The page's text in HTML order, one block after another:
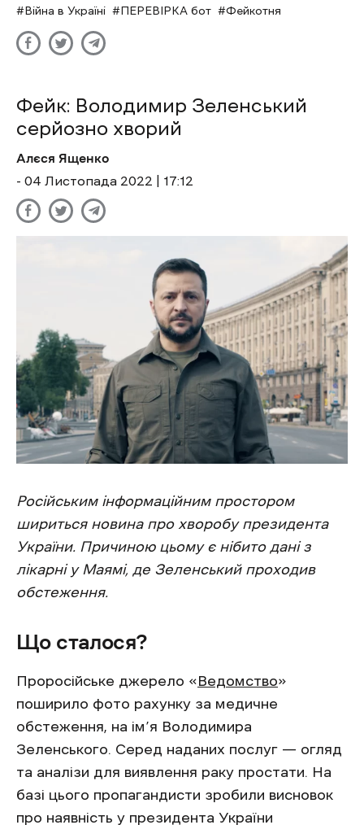
Війна в Україні ПЕРЕВІРКА бот Фейкотня
Фейк: Володимир Зеленський
серйозно хворий
Алєся Ященко
- 04 Листопада 2022 | 17:12
Російським інформаційним простором
шириться новина про хворобу президента
України. Причиною цьому є нібито дані з
лікарні у Маямі, де Зеленський проходив
обстеження.
Що сталося?
Проросійське джерело «Ведомство»
поширило фото рахунку за медичне
обстеження, на ім’я Володимира
Зеленського. Серед наданих послуг — огляд
та аналізи для виявлення раку простати. На
базі цього пропагандисти зробили висновок
про наявність у президента України